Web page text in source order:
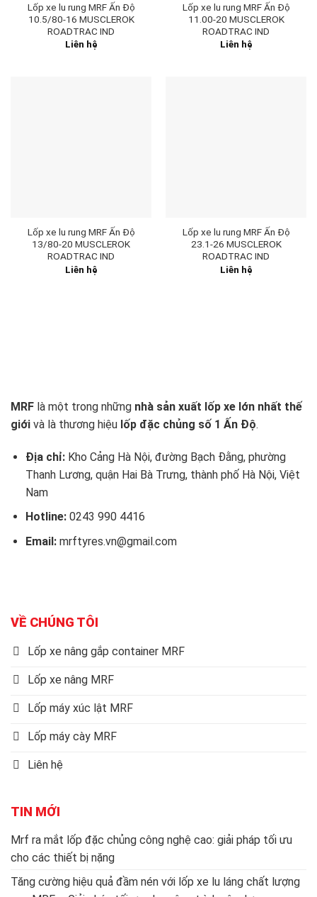
Lốp xe lu rung MRF Ấn Độ
10.5/80-16 MUSCLEROK
ROADTRAC IND
Liên hệ
Lốp xe lu rung MRF Ấn Độ
11.00-20 MUSCLEROK
ROADTRAC IND
Liên hệ
Lốp xe lu rung MRF Ấn Độ
13/80-20 MUSCLEROK
ROADTRAC IND
Liên hệ
Lốp xe lu rung MRF Ấn Độ
23.1-26 MUSCLEROK
ROADTRAC IND
Liên hệ
MRF là một trong những nhà sản xuất lốp xe lớn nhất thế
giới và là thương hiệu lốp đặc chủng số 1 Ấn Độ.
Địa chỉ:Kho Cảng Hà Nội, đường Bạch Đằng, phường
Thanh Lương, quận Hai Bà Trưng, thành phố Hà Nội, Việt
Nam
Hotline: 0243 990 4416
Email: mrftyres.vn@gmail.com
VỀ CHÚNG TÔI
Lốp xe nâng gắp container MRF
Lốp xe nâng MRF
Lốp máy xúc lật MRF
Lốp máy cày MRF
Liên hệ
TIN MỚI
Mrf ra mắt lốp đặc chủng công nghệ cao: giải pháp tối ưu
cho các thiết bị nặng
Tăng cường hiệu quả đầm nén với lốp xe lu láng chất lượng